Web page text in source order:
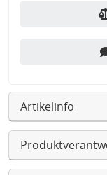
Artikelinfo